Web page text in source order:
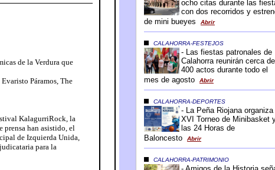
de la Verdura que
Páramos, The
KalagurriRock, la
prensa han asistido, el
de Izquierda Unida,
para la